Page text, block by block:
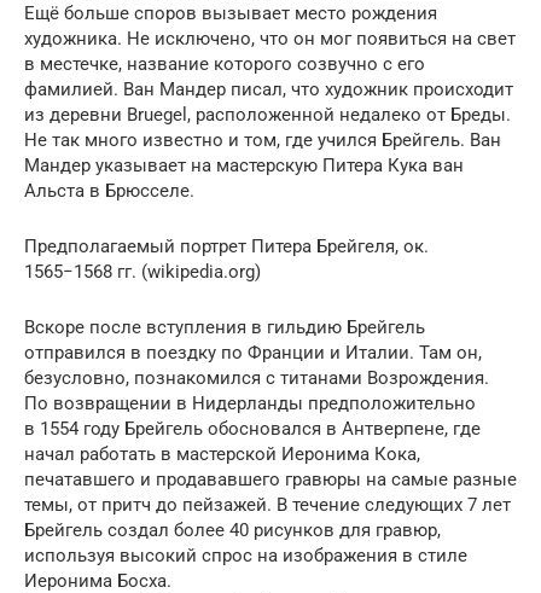
Ещё больше споров вызывает место рождения
художника. Не исключено, что он мог появиться на свет
в местечке, название которого созвучно с его
фамилией. Ван Мандер писал, что художник происходит
из деревни Bruegel, расположенной недалеко от Бреды.
Не так много известно и том, где учился Брейгель. Ван
Мандер указывает на мастерскую Питера Кука ван
Альста в Брюсселе.
Предполагаемый портрет Питера Брейгеля, ок.
1565−1568 гг. (wikipedia.org)
Вскоре после вступления в гильдию Брейгель
отправился в поездку по Франции и Италии. Там он,
безусловно, познакомился с титанами Возрождения.
По возвращении в Нидерланды предположительно
в 1554 году Брейгель обосновался в Антверпене, где
начал работать в мастерской Иеронима Кока,
печатавшего и продававшего гравюры на самые разные
темы, от притч до пейзажей. В течение следующих 7 лет
Брейгель создал более 40 рисунков для гравюр,
используя высокий спрос на изображения в стиле
Иеронима Босха.